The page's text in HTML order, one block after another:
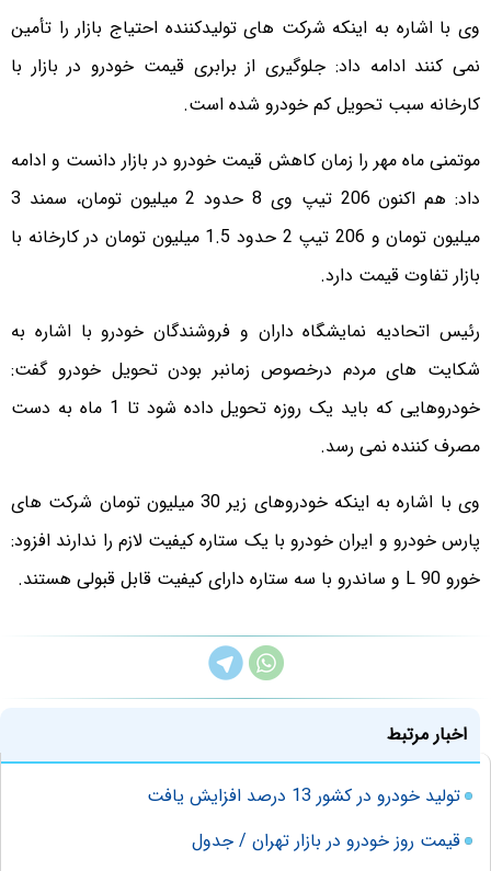
وی با اشاره به اینکه شرکت های تولیدکننده احتیاج بازار را تأمین
نمی کنند ادامه داد: جلوگیری از برابری قیمت خودرو در بازار با
کارخانه سبب تحویل کم خودرو شده است.
موتمنی ماه مهر را زمان کاهش قیمت خودرو در بازار دانست و ادامه
داد: هم اکنون 206 تیپ وی 8 حدود 2 میلیون تومان، سمند 3
میلیون تومان و 206 تیپ 2 حدود 1.5 میلیون تومان در کارخانه با
بازار تفاوت قیمت دارد.
رئیس اتحادیه نمایشگاه داران و فروشندگان خودرو با اشاره به
شکایت های مردم درخصوص زمانبر بودن تحویل خودرو گفت:
خودروهایی که باید یک روزه تحویل داده شود تا 1 ماه به دست
مصرف کننده نمی رسد.
وی با اشاره به اینکه خودروهای زیر 30 میلیون تومان شرکت های
پارس خودرو و ایران خودرو با یک ستاره کیفیت لازم را ندارند افزود:
خورو 90 L و ساندرو با سه ستاره دارای کیفیت قابل قبولی هستند.
اخبار مرتبط
تولید خودرو در کشور 13 درصد افزایش یافت
قیمت روز خودرو در بازار تهران / جدول